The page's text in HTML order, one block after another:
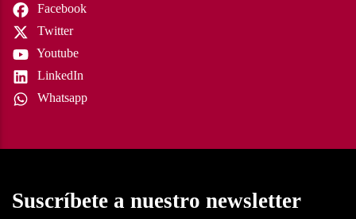
Facebook
Twitter
Youtube
LinkedIn
Whatsapp
Suscríbete a nuestro newsletter